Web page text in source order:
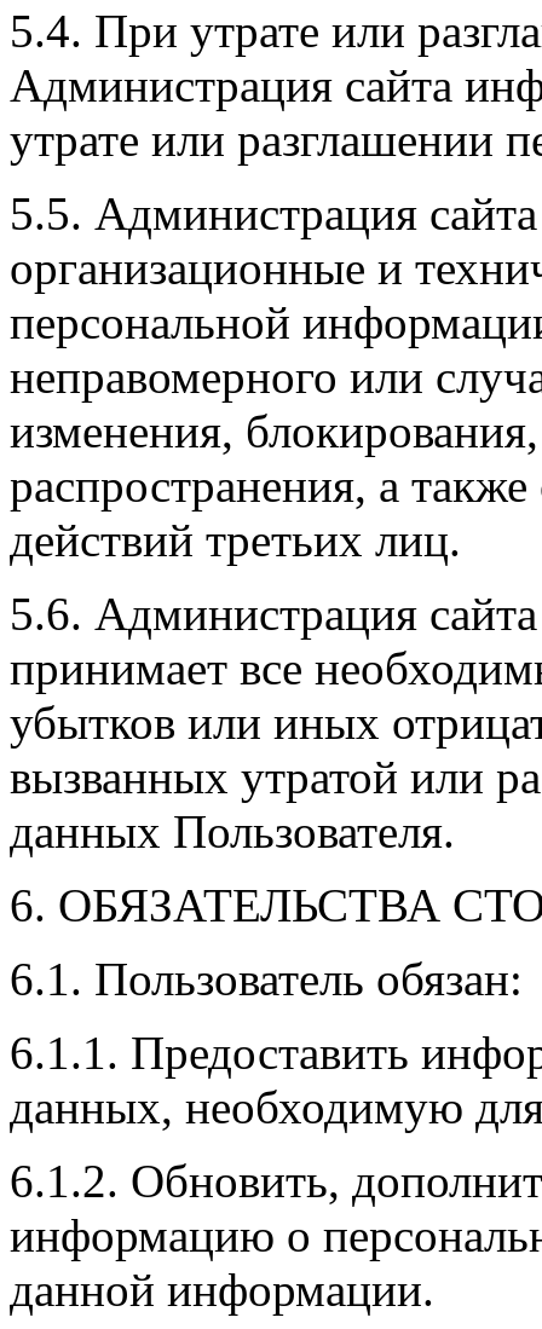
5.4. При утрате или
Администрация сайта
утрате или разглашении
5.5. Администрация
организационные и
персональной
неправомерного или
изменения,
распространения, а
действий третьих лиц.
5.6. Администрация
принимает все
убытков или иных
вызванных утратой или
данных Пользователя.
6. ОБЯЗАТЕЛЬСТВА
6.1. Пользователь обязан:
6.1.1. Предоставить
данных, необходимую
6.1.2. Обновить,
информацию о
данной информации.